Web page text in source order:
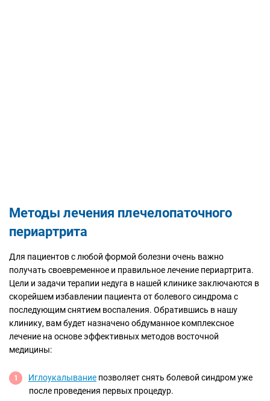
Методы лечения плечелопаточного
периартрита
Для пациентов с любой формой болезни очень важно
получать своевременное и правильное лечение периартрита.
Цели и задачи терапии недуга в нашей клинике заключаются в
скорейшем избавлении пациента от болевого синдрома с
последующим снятием воспаления. Обратившись в нашу
клинику, вам будет назначено обдуманное комплексное
лечение на основе эффективных методов восточной
медицины:
Иглоукалывание позволяет снять болевой синдром уже
после проведения первых процедур.